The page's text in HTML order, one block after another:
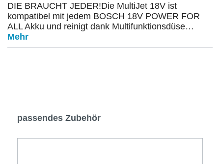
DIE BRAUCHT JEDER!Die MultiJet 18V ist
kompatibel mit jedem BOSCH 18V POWER FOR
ALL Akku und reinigt dank Multifunktionsdüse…
Mehr
Produktgalerie überspringen
passendes Zubehör